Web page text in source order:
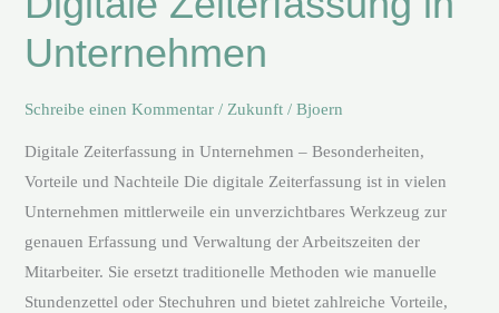
Unternehmen
Schreibe einen Kommentar / Zukunft /Bjoern
Digitale Zeiterfassung in Unternehmen – Besonderheiten,
Vorteile und Nachteile Die digitale Zeiterfassung ist in vielen
Unternehmen mittlerweile ein unverzichtbares Werkzeug zur
genauen Erfassung und Verwaltung der Arbeitszeiten der
Mitarbeiter. Sie ersetzt traditionelle Methoden wie manuelle
Stundenzettel oder Stechuhren und bietet zahlreiche Vorteile,
Unternehmen